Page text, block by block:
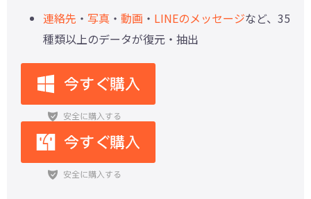
連絡先 ・ 写真 ・ 動画 ・ LINEのメッセージなど、35
種類以上のデータが復元・抽出